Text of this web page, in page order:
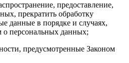
предоставление,
прекратить обработку
данные в порядке и случаях,
о персональных данных;
предусмотренные Законом